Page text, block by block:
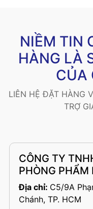
NIỀM TIN
HÀNG LÀ
CỦA
LIÊN HỆ ĐẶT HÀNG
TRỢ
CÔNG TY
PHÒNG PHẨM
Địa chỉ: C5/9A
Chánh, TP. HCM